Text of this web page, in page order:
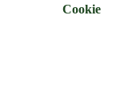
Cookie